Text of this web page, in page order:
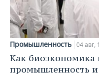
Промышленность 04 авг,
Как биоэкономика
промышленность и